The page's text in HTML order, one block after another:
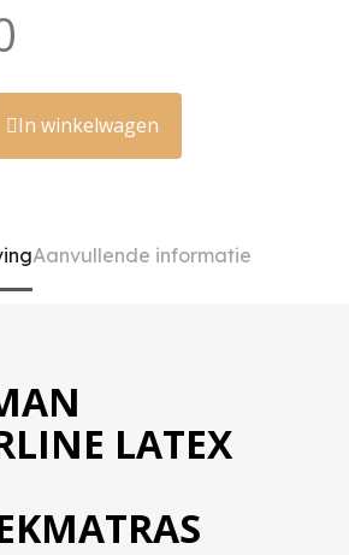
In winkelwagen
Aanvullende informatie
LATEX